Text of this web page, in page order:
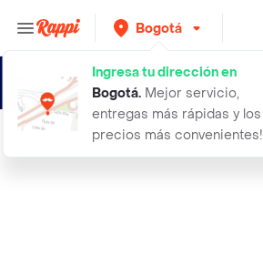
Bogotá
Ingresa tu dirección en
Bogotá. Mejor servicio,
entregas más rápidas y los
precios más convenientes!
magnivision lentes de lectura magfl